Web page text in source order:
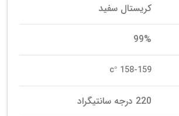
کریستال سفید
99%
158-159 °c
220 درجه سانتیگراد